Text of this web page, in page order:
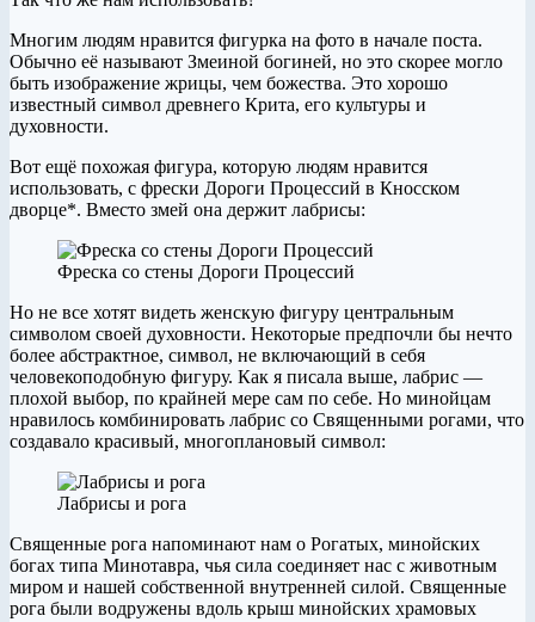
Многим людям нравится фигурка на фото в начале поста.
Обычно её называют Змеиной богиней, но это скорее могло
быть изображение жрицы, чем божества. Это хорошо
известный символ древнего Крита, его культуры и
духовности.
Вот ещё похожая фигура, которую людям нравится
использовать, с фрески Дороги Процессий в Кносском
дворце*. Вместо змей она держит лабрисы:
Фреска со стены Дороги Процессий
Но не все хотят видеть женскую фигуру центральным
символом своей духовности. Некоторые предпочли бы нечто
более абстрактное, символ, не включающий в себя
человекоподобную фигуру. Как я писала выше, лабрис —
плохой выбор, по крайней мере сам по себе. Но минойцам
нравилось комбинировать лабрис со Священными рогами, что
создавало красивый, многоплановый символ:
Лабрисы и рога
Священные рога напоминают нам о Рогатых, минойских
богах типа Минотавра, чья сила соединяет нас с животным
миром и нашей собственной внутренней силой. Священные
рога были водружены вдоль крыш минойских храмовых